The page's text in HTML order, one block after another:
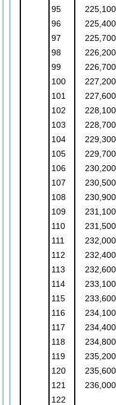
95
225,100
96
225,400
97
225,700
98
226,200
99
226,700
100
227,200
101
227,600
102
228,100
103
228,700
104
229,300
105
229,700
106
230,200
107
230,500
108
230,900
109
231,100
110
231,500
111
232,000
112
232,400
113
232,600
114
233,100
115
233,600
116
234,100
117
234,400
118
234,800
119
235,200
120
235,600
121
236,000
122